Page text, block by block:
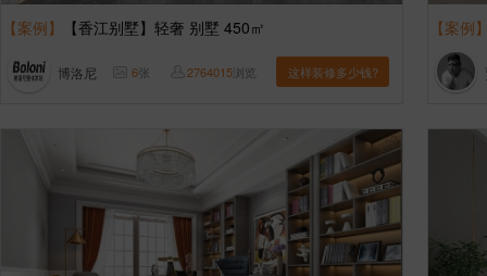
【案例】 【香江别墅】轻奢 别墅 450㎡
博洛尼 6张 2764015浏览 这样装修多少钱?
【案例